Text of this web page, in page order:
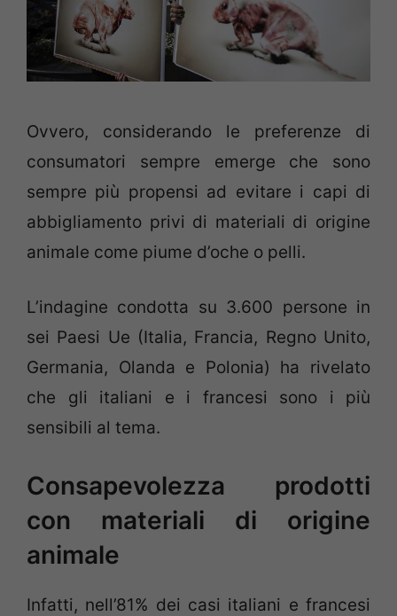
Ovvero, considerando le preferenze di
consumatori sempre emerge che sono
sempre più propensi ad evitare i capi di
abbigliamento privi di materiali di origine
animale come piume d’oche o pelli.
L’indagine condotta su 3.600 persone in
sei Paesi Ue (Italia, Francia, Regno Unito,
Germania, Olanda e Polonia) ha rivelato
che gli italiani e i francesi sono i più
sensibili al tema.
Consapevolezza prodotti
con materiali di origine
animale
Infatti, nell’81% dei casi italiani e francesi